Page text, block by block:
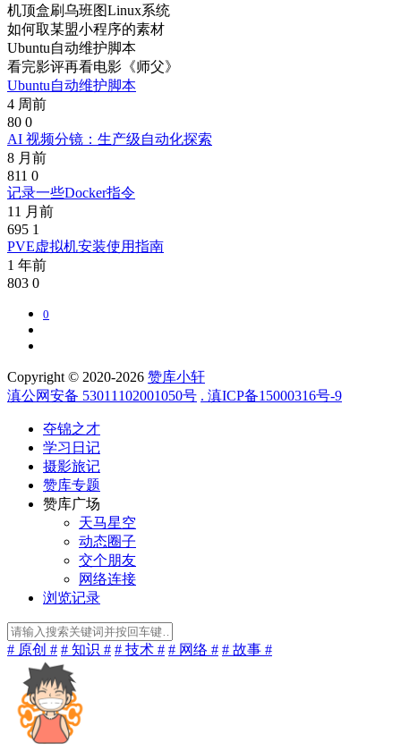
机顶盒刷乌班图Linux系统
如何取某盟小程序的素材
Ubuntu自动维护脚本
看完影评再看电影《师父》
Ubuntu自动维护脚本
4 周前
80 0
AI 视频分镜：生产级自动化探索
8 月前
811 0
记录一些Docker指令
11 月前
695 1
PVE虚拟机安装使用指南
1 年前
803 0
0
Copyright © 2020-2026 赞库小轩
滇公网安备 53011102001050号 . 滇ICP备15000316号-9
夺锦之才
学习日记
摄影旅记
赞库专题
赞库广场
天马星空
动态圈子
交个朋友
网络连接
浏览记录
# 原创 # # 知识 # # 技术 # # 网络 # # 故事 #